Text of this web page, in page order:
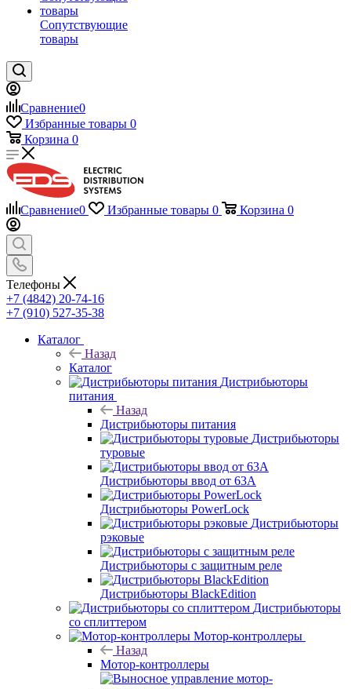
Сопутствующие
товары
Сравнение0
Избранные товары 0
Корзина 0
Сравнение0 Избранные товары 0 Корзина 0
Телефоны
+7 (4842) 20-74-16
+7 (910) 527-35-38
Каталог
Назад
Каталог
Дистрибьюторы
питания
Назад
Дистрибьюторы питания
Дистрибьюторы
туровые
Дистрибьюторы ввод от 63A
Дистрибьюторы PowerLock
Дистрибьюторы
рэковые
Дистрибьюторы с защитным реле
Дистрибьюторы BlackEdition
Дистрибьюторы
со сплиттером
Мотор-контроллеры
Назад
Мотор-контроллеры